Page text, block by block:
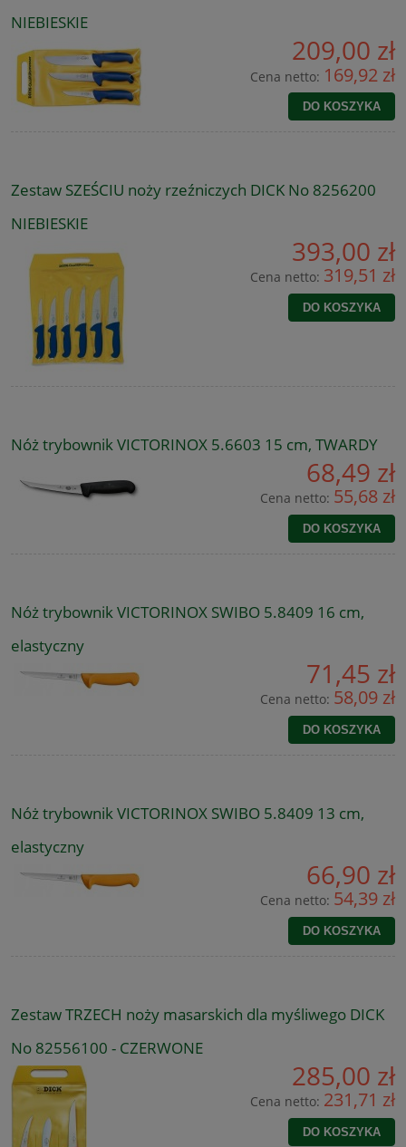
NIEBIESKIE
209,00 zł
Cena netto: 169,92 zł
DO KOSZYKA
Zestaw SZEŚCIU noży rzeźniczych DICK No 8256200
NIEBIESKIE
393,00 zł
Cena netto: 319,51 zł
DO KOSZYKA
Nóż trybownik VICTORINOX 5.6603 15 cm, TWARDY
68,49 zł
Cena netto: 55,68 zł
DO KOSZYKA
Nóż trybownik VICTORINOX SWIBO 5.8409 16 cm,
elastyczny
71,45 zł
Cena netto: 58,09 zł
DO KOSZYKA
Nóż trybownik VICTORINOX SWIBO 5.8409 13 cm,
elastyczny
66,90 zł
Cena netto: 54,39 zł
DO KOSZYKA
Zestaw TRZECH noży masarskich dla myśliwego DICK
No 82556100 - CZERWONE
285,00 zł
Cena netto: 231,71 zł
DO KOSZYKA